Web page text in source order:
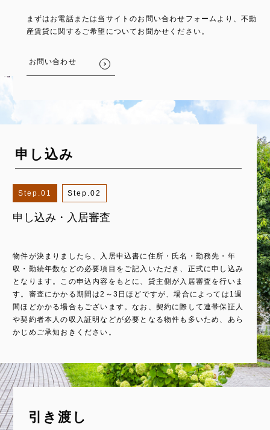
まずはお電話または当サイトのお問い合わせフォームより、不動
産賃貸に関するご希望についてお聞かせください。
お問い合わせ
ご希望の内容とマッチする物件候補をリストアップいたします。
気になる物件がございましたら、実際に部屋を見る内見をおすす
めします。即入居可能な物件であれば、ほとんどが内見可能で
オンラインでの内見にも対応しております。
申し込み
1 2
申し込み・入居審査
物件が決まりましたら、入居申込書に住所・氏名・勤務先・年
収・勤続年数などの必要項目をご記入いただき、正式に申し込み
となります。この申込内容をもとに、貸主側が入居審査を行いま
す。審査にかかる期間は2～3日ほどですが、場合によっては1週
間ほどかかる場合もございます。なお、契約に際して連帯保証人
や契約者本人の収入証明などが必要となる物件も多いため、あら
かじめご承知おきください。
契約手続き
入居審査が完了したら、改めて契約内容の詳細を確認いただき、
問題がなければ契約の手続きを行います。契約金・印鑑・住民
票・身分証明書・収入証明書・連帯保証人の承諾書・印鑑証明な
どが必要です。また、家賃保証会社との契約や火災保険といった
賃借人賠償責任保険の契約も必須となる物件も多く、その場合は
それらの申し込みも必要となります。
引き渡し